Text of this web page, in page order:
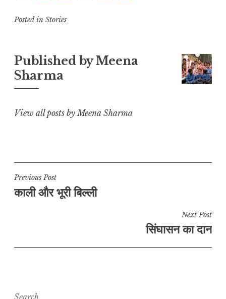
p
L
i
n
at
A
p
p
b
o
r
a
e
Posted in Stories
Published byMeena
Sharma
View all posts by Meena Sharma
Post
navigation
Previous Post
काली और भूरी बिल्ली
Next Post
सिंघासन का दान
Search